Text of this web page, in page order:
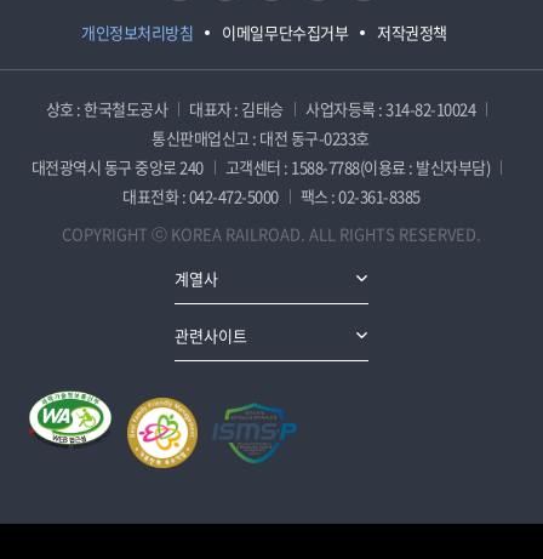
개인정보처리방침 이메일무단수집거부 저작권정책
상호 : 한국철도공사 대표자 : 김태승
사업자등록 : 314-82-10024
통신판매업신고 : 대전 동구-0233호
대전광역시 동구 중앙로 240
고객센터 : 1588-7788(이용료 : 발신자부담)
대표전화 : 042-472-5000
팩스 : 02-361-8385
COPYRIGHT ⓒ KOREA RAILROAD. ALL RIGHTS RESERVED.
계열사
관련사이트